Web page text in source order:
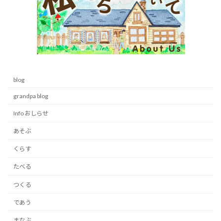
blog
grandpa blog
Info おしらせ
あそぶ
くらす
たべる
つくる
であう